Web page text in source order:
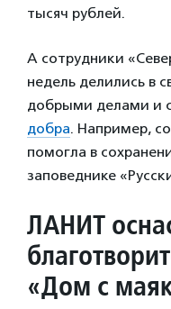
тысяч рублей.
А сотрудники
недель делились в
добрыми делами и
добра. Например,
помогла в
заповеднике
ЛАНИТ
«Дом с